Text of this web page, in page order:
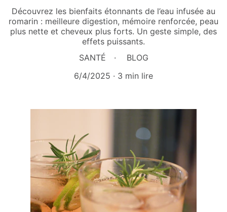
Découvrez les bienfaits étonnants de l’eau infusée au
romarin : meilleure digestion, mémoire renforcée, peau
plus nette et cheveux plus forts. Un geste simple, des
effets puissants.
SANTÉ
BLOG
6/4/2025
3 min lire